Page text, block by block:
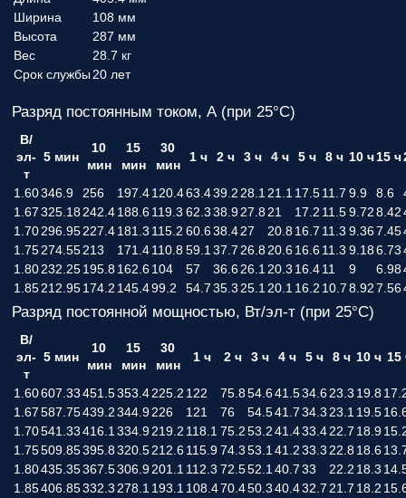
Ширина
108 мм
Высота
287 мм
Вес
28.7 кг
Срок службы 20 лет
Разряд постоянным током, А (при 25°С)
В/
эл-
т
5 мин
10
мин
15
мин
30
мин
1 ч 2 ч 3 ч 4 ч 5 ч 8 ч 10 ч15 ч
1.60346.9 256 197.4120.463.439.2 28.1 21.1 17.511.7 9.9 8.6
1.67325.18 242.4188.6119.3 62.338.927.8 21 17.2 11.59.728.42
1.70296.95227.4181.3 115.2 60.638.427 20.8 16.7 11.3 9.367.45
1.75274.55213 171.4110.8 59.1 37.7 26.8 20.616.611.3 9.186.73
1.80232.25195.8 162.6104 57 36.626.1 20.3 16.411 9 6.98
1.85212.95174.2 145.499.2 54.735.3 25.1 20.1 16.2 10.78.927.56
Разряд постоянной мощностью, Вт/эл-т (при 25°С)
В/
эл-
т
5 мин
10
мин
15
мин
30
мин
1 ч 2 ч 3 ч 4 ч 5 ч 8 ч 10 ч 15
1.60607.33451.5353.4225.2 122 75.854.641.534.623.3 19.8
1.67587.75439.2344.9226 121 76 54.541.734.3 23.1 19.5
1.70541.33416.1 334.9219.2 118.1 75.253.241.433.422.7 18.9
1.75509.85395.8320.5212.6115.974.353.1 41.233.3 22.8 18.6
1.80435.35367.5306.9201.1 112.3 72.552.1 40.733 22.2 18.3
1.85406.85332.3 278.1 193.1 108.470.450.340.432.7 21.7 18.2